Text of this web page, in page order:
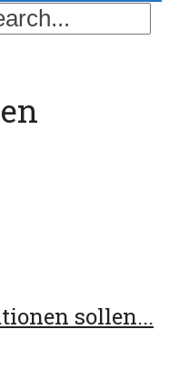
sollen...